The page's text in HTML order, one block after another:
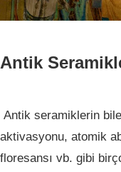
Antik
Antik seramiklerin
aktivasyonu, atomik
floresansı vb. gibi